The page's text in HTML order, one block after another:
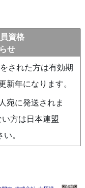
資格
せ
された方は有効期
年になります。
宛に発送されま
方は日本連盟
。